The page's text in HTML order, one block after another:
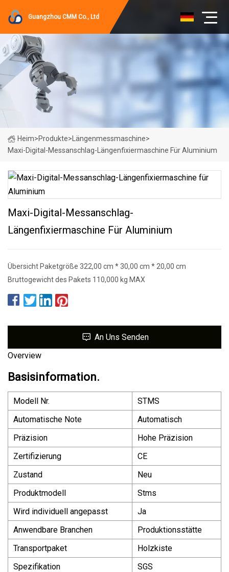
Guangzhou CMM Co., Ltd
Heim>Produkte> Längenmessmaschine>
Maxi-Digital-Messanschlag-Längenfixiermaschine Für Aluminium
Maxi-Digital-Messanschlag-
Längenfixiermaschine Für Aluminium
Übersicht Paketgröße 322,00 cm * 30,00 cm * 20,00 cm
Bruttogewicht des Pakets 110,000 kg MAX
An Uns Senden
Overview
Basisinformation.
Modell Nr.
STMS
Automatische Note
Automatisch
Präzision
Hohe Präzision
Zertifizierung
CE
Zustand
Neu
Produktmodell
Stms
Wird individuell angepasst
Ja
Anwendbare Branchen
Produktionsstätte
Transportpaket
Holzkiste
Spezifikation
SGS